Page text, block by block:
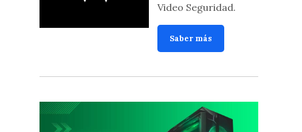
Video Seguridad.
Saber más